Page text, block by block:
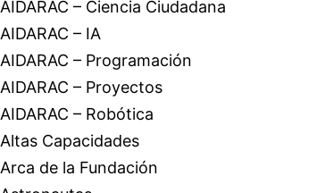
AIDARAC – Ciencia Ciudadana
AIDARAC – IA
AIDARAC – Programación
AIDARAC – Proyectos
AIDARAC – Robótica
Altas Capacidades
Arca de la Fundación